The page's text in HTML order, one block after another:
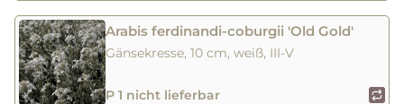
Arabis ferdinandi-coburgii 'Old Gold'
Gänsekresse, 10 cm, weiß, III-V
P 1 nicht lieferbar